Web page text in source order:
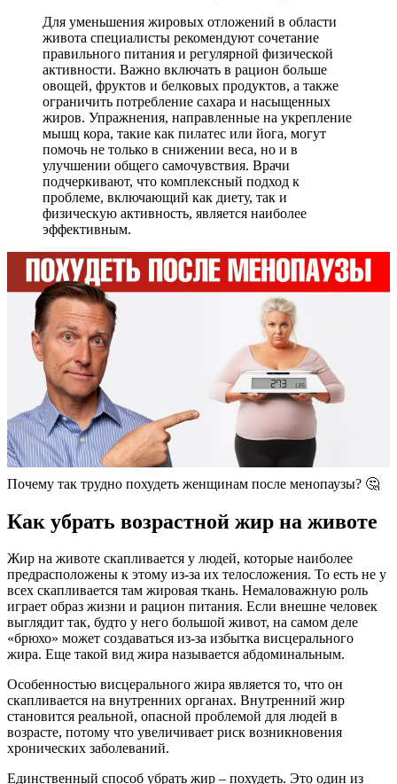
Для уменьшения жировых отложений в области
живота специалисты рекомендуют сочетание
правильного питания и регулярной физической
активности. Важно включать в рацион больше
овощей, фруктов и белковых продуктов, а также
ограничить потребление сахара и насыщенных
жиров. Упражнения, направленные на укрепление
мышц кора, такие как пилатес или йога, могут
помочь не только в снижении веса, но и в
улучшении общего самочувствия. Врачи
подчеркивают, что комплексный подход к
проблеме, включающий как диету, так и
физическую активность, является наиболее
эффективным.
Почему так трудно похудеть женщинам после менопаузы? 🤔
Как убрать возрастной жир на животе
Жир на животе скапливается у людей, которые наиболее
предрасположены к этому из-за их телосложения. То есть не у
всех скапливается там жировая ткань. Немаловажную роль
играет образ жизни и рацион питания. Если внешне человек
выглядит так, будто у него большой живот, на самом деле
«брюхо» может создаваться из-за избытка висцерального
жира. Еще такой вид жира называется абдоминальным.
Особенностью висцерального жира является то, что он
скапливается на внутренних органах. Внутренний жир
становится реальной, опасной проблемой для людей в
возрасте, потому что увеличивает риск возникновения
хронических заболеваний.
Единственный способ убрать жир – похудеть. Это один из